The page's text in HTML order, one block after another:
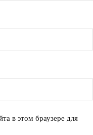
в этом браузере для